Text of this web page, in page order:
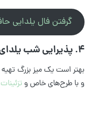
گرفتن فال یلدایی
4. پذیرایی شب یلدای سازمانی
بهتر است یک میز بزرگ تهیه
و با طرح‌های خاص و